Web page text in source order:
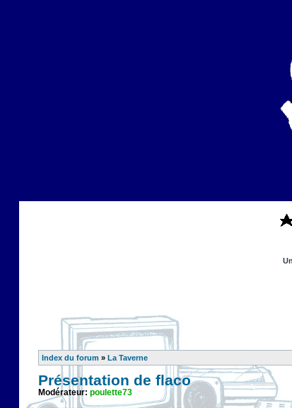
Index du forum » La Taverne
Présentation de flaco
Modérateur: poulette73